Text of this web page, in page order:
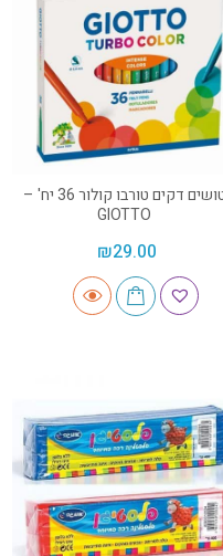
טושים דקים טורבו קולור 36 יח' –
GIOTTO
₪29.00